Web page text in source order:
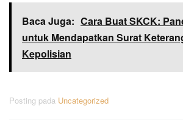
Baca Juga: Cara Buat SKCK:
untuk Mendapatkan Surat
Kepolisian
Posting pada Uncategorized